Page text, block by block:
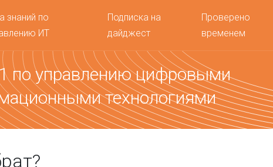
знаний по
ИТ
Подписка на
дайджест
Проверено
временем
по управлению цифровыми
технологиями